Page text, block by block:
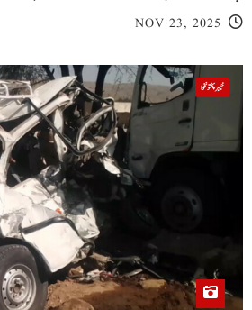
NOV 23, 2025
خیبر پختونخوا